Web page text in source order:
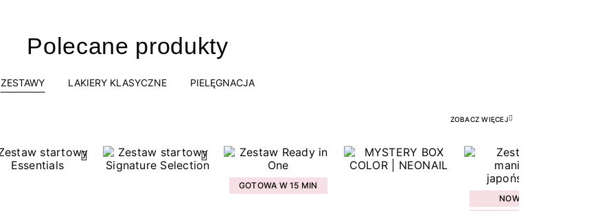
Polecane produkty
ZESTAWY LAKIERY KLASYCZNE PIELĘGNACJA
ZOBACZ WIĘCEJ
GOTOWA W 15 MIN
NOWOŚĆ